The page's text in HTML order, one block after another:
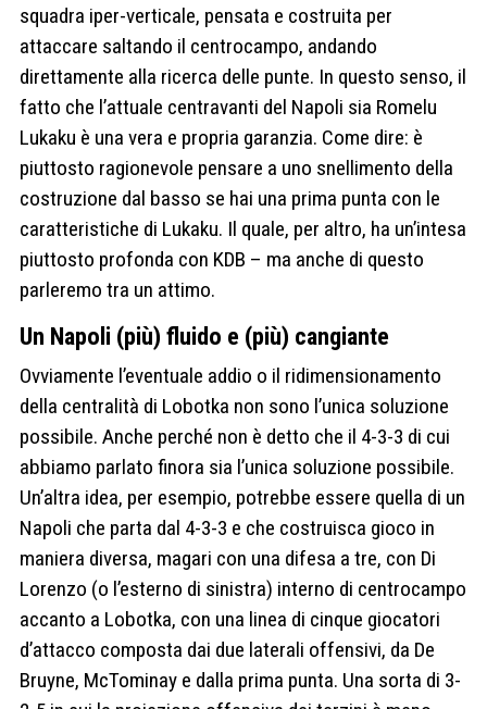
squadra iper-verticale, pensata e costruita per
attaccare saltando il centrocampo, andando
direttamente alla ricerca delle punte. In questo senso, il
fatto che l’attuale centravanti del Napoli sia Romelu
Lukaku è una vera e propria garanzia. Come dire: è
piuttosto ragionevole pensare a uno snellimento della
costruzione dal basso se hai una prima punta con le
caratteristiche di Lukaku. Il quale, per altro, ha un’intesa
piuttosto profonda con KDB – ma anche di questo
parleremo tra un attimo.
Un Napoli (più) fluido e (più) cangiante
Ovviamente l’eventuale addio o il ridimensionamento
della centralità di Lobotka non sono l’unica soluzione
possibile. Anche perché non è detto che il 4-3-3 di cui
abbiamo parlato finora sia l’unica soluzione possibile.
Un’altra idea, per esempio, potrebbe essere quella di un
Napoli che parta dal 4-3-3 e che costruisca gioco in
maniera diversa, magari con una difesa a tre, con Di
Lorenzo (o l’esterno di sinistra) interno di centrocampo
accanto a Lobotka, con una linea di cinque giocatori
d’attacco composta dai due laterali offensivi, da De
Bruyne, McTominay e dalla prima punta. Una sorta di 3-